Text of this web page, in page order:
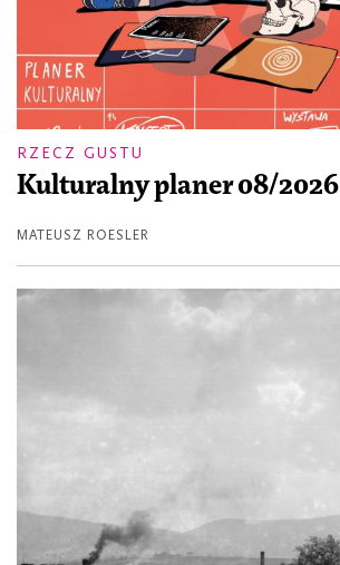
RZECZ GUSTU
Kulturalny planer 08/2026
MATEUSZ ROESLER